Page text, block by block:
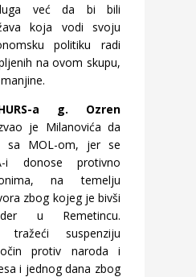
već da bi bili
koja vodi svoju
politiku radi
na ovom skupu,
a g. Ozren
je Milanovića da
sa MOL-om, jer se
donose protivno
na temelju
zbog kojeg je bivši
u Remetincu.
tražeći suspenziju
protiv naroda i
i jednog dana zbog